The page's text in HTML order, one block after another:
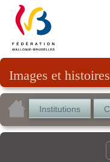
Images et
Institutions